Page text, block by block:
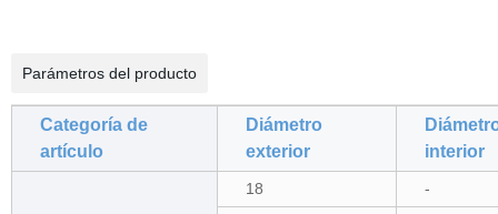
Parámetros del producto
Categoría de
artículo
Diámetro
exterior
interior
18
-